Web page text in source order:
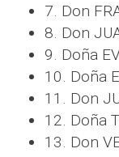
7. Don
8. Don
9. Doña
10. Doña
11. Don
12. Doña
13. Don